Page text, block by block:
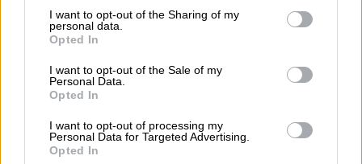
not limited to your visit or usage behaviour. You may click to
grant or deny consent to Google and its third-party tags to
use your data for below specified purposes in below Google
consent section.
I want to opt-out of the Sharing of my
personal data.
Opted In
I want to opt-out of the Sale of my
Personal Data.
Opted In
I want to opt-out of processing my
Personal Data for Targeted Advertising.
Opted In
ΔΙΑΒΑΣΤΕ ΕΠΙΣΗΣ
Ελλάδα|11.11.2025 18:37
Τραγωδία στη Γαύδο: Ανατροπή
λέμβου με πρόσφυγες και
μετανάστες - Τουλάχιστον 3 νεκροί